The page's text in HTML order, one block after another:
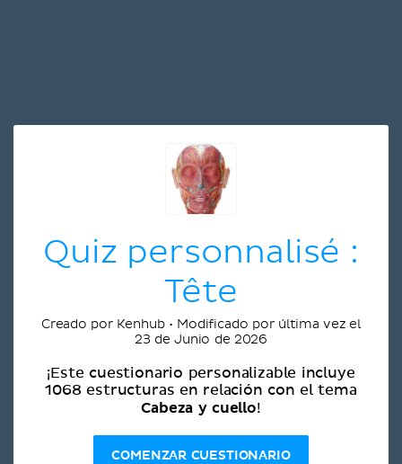
Quiz personnalisé :
Tête
Creado por Kenhub • Modificado por última vez el
23 de Junio de 2026
¡Este cuestionario personalizable incluye
1068 estructuras en relación con el tema
Cabeza y cuello!
COMENZAR CUESTIONARIO